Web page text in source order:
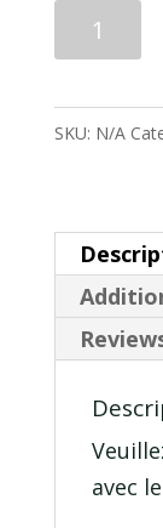
are
cherry
cake
quantity
SKU: N/A
avec